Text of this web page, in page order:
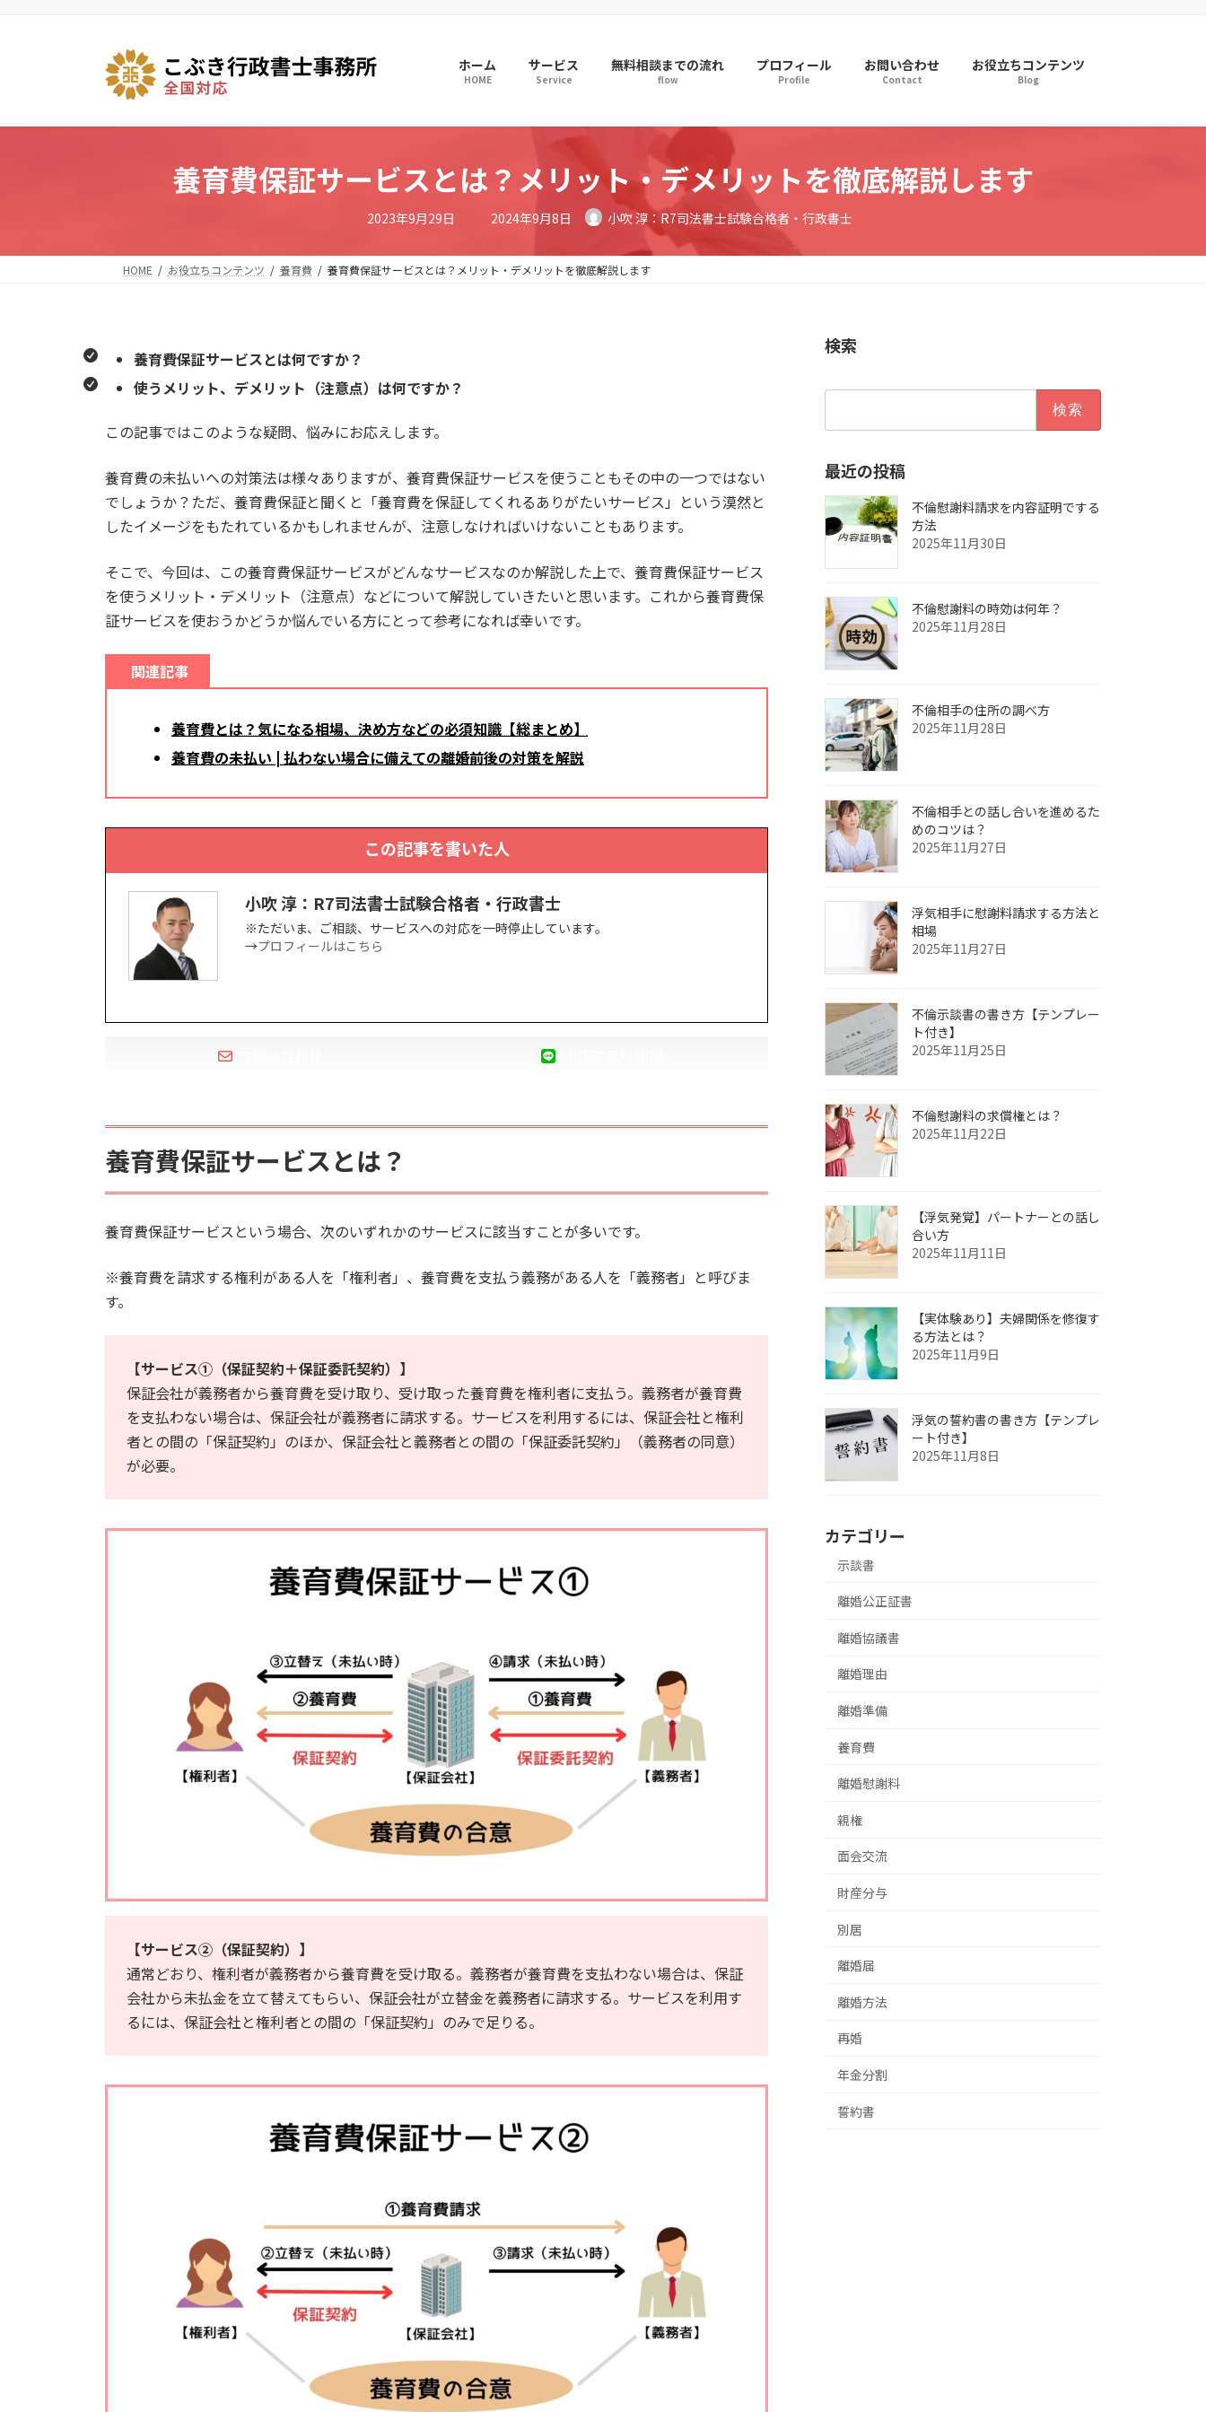
ホーム
HOME
サービス
Service
無料相談までの流れ
flow
プロフィール
Profile
お問い合わせ
Contact
お役立ちコンテンツ
Blog
養育費保証サービスとは？メリット・デメリットを徹底解説します
2023年9月29日 最
終
日
時
2024年9月8日 小吹 淳：R7司法書士試験合格者・行政書士
HOME お役立ちコンテンツ 養育費 養育費保証サービスとは？メリット・デメリットを徹底解説します
養育費保証サービスとは何ですか？
使うメリット、デメリット（注意点）は何ですか？
この記事ではこのような疑問、悩みにお応えします。
養育費の未払いへの対策法は様々ありますが、養育費保証サービスを使うこともその中の一つではない
でしょうか？ただ、養育費保証と聞くと「養育費を保証してくれるありがたいサービス」という漠然と
したイメージをもたれているかもしれませんが、注意しなければいけないこともあります。
そこで、今回は、この養育費保証サービスがどんなサービスなのか解説した上で、養育費保証サービス
を使うメリット・デメリット（注意点）などについて解説していきたいと思います。これから養育費保
証サービスを使おうかどうか悩んでいる方にとって参考になれば幸いです。
関連記事
養育費とは？気になる相場、決め方などの必須知識【総まとめ】
養育費の未払い | 払わない場合に備えての離婚前後の対策を解説
この記事を書いた人
小吹 淳：R7司法書士試験合格者・行政書士
※ただいま、ご相談、サービスへの対応を一時停止しています。
→プロフィールはこちら
養育費保証サービスとは？
養育費保証サービスという場合、次のいずれかのサービスに該当すことが多いです。
※養育費を請求する権利がある人を「権利者」、養育費を支払う義務がある人を「義務者」と呼びま
す。
【サービス①（保証契約＋保証委託契約）】
保証会社が義務者から養育費を受け取り、受け取った養育費を権利者に支払う。義務者が養育費
を支払わない場合は、保証会社が義務者に請求する。サービスを利用するには、保証会社と権利
者との間の「保証契約」のほか、保証会社と義務者との間の「保証委託契約」（義務者の同意）
が必要。
【サービス②（保証契約）】
通常どおり、権利者が義務者から養育費を受け取る。義務者が養育費を支払わない場合は、保証
会社から未払金を立て替えてもらい、保証会社が立替金を義務者に請求する。サービスを利用す
るには、保証会社と権利者との間の「保証契約」のみで足りる。
検索
最近の投稿
不倫慰謝料請求を内容証明でする
方法
2025年11月30日
不倫慰謝料の時効は何年？
2025年11月28日
不倫相手の住所の調べ方
2025年11月28日
不倫相手との話し合いを進めるた
めのコツは？
2025年11月27日
浮気相手に慰謝料請求する方法と
相場
2025年11月27日
不倫示談書の書き方【テンプレー
ト付き】
2025年11月25日
不倫慰謝料の求償権とは？
2025年11月22日
【浮気発覚】パートナーとの話し
合い方
2025年11月11日
【実体験あり】夫婦関係を修復す
る方法とは？
2025年11月9日
浮気の誓約書の書き方【テンプレ
ート付き】
2025年11月8日
カテゴリー
示談書
離婚公正証書
離婚協議書
離婚理由
離婚準備
養育費
離婚慰謝料
親権
面会交流
財産分与
別居
離婚届
離婚方法
再婚
年金分割
誓約書